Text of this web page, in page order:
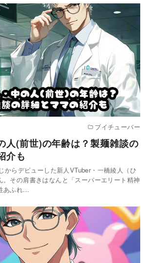
ブイチューバー
人(前世)の年齢は？製麺雑談の
介も
からデビューした新人VTuber・一橋綾人（ひ
。その肩書きはなんと「スーパーエリート精神
あふれ…